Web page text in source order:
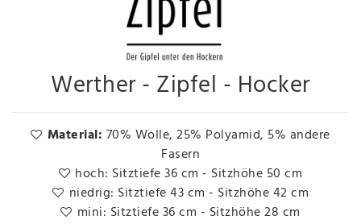
Werther - Zipfel - Hocker
Material: 70% Wolle, 25% Polyamid, 5% andere
Fasern
hoch: Sitztiefe 36 cm - Sitzhöhe 50 cm
niedrig: Sitztiefe 43 cm - Sitzhöhe 42 cm
mini: Sitztiefe 36 cm - Sitzhöhe 28 cm